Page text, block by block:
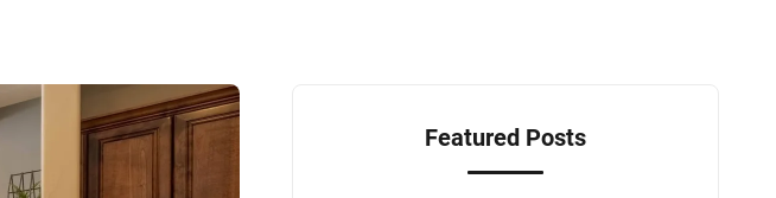
Featured Posts